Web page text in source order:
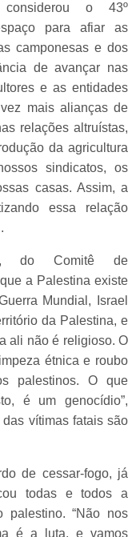
considerou o 43º
para afiar as
camponesas e dos
de avançar nas
e as entidades
mais alianças de
relações altruístas,
da agricultura
sindicatos, os
casas. Assim, a
essa relação
do Comitê de
a Palestina existe
Mundial, Israel
da Palestina, e
ali não é religioso. O
étnica e roubo
palestinos. O que
é um genocídio”,
vítimas fatais são
de cessar-fogo, já
todas e todos a
palestino. “Não nos
é a luta, e vamos